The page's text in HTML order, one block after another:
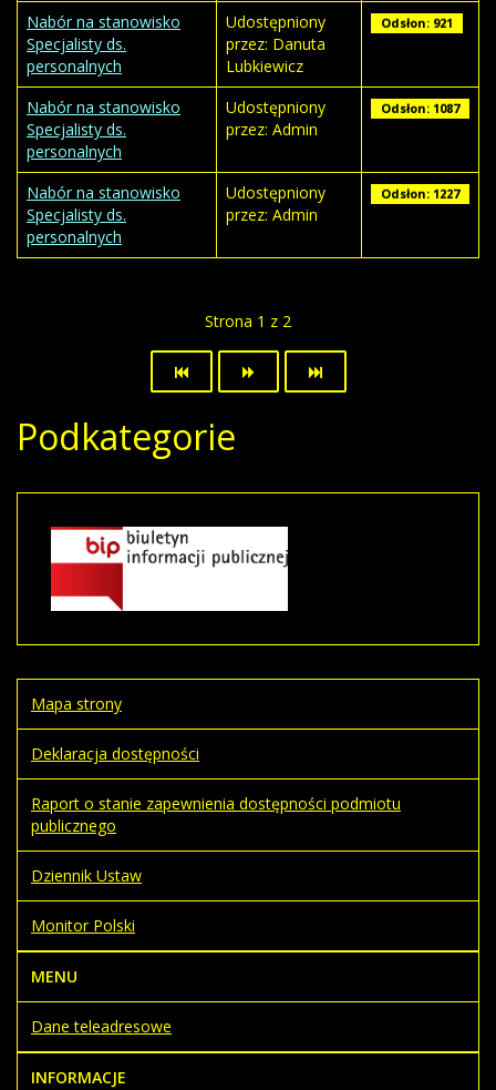
Nabór na stanowisko
Specjalisty ds.
personalnych
Udostępniony
przez: Danuta
Lubkiewicz
Odsłon: 921
Nabór na stanowisko
Specjalisty ds.
personalnych
Udostępniony
przez: Admin
Odsłon: 1087
Nabór na stanowisko
Specjalisty ds.
personalnych
Udostępniony
przez: Admin
Odsłon: 1227
Strona 1 z 2
Podkategorie
Mapa strony
Deklaracja dostępności
Raport o stanie zapewnienia dostępności podmiotu
publicznego
Dziennik Ustaw
Monitor Polski
MENU
Dane teleadresowe
INFORMACJE